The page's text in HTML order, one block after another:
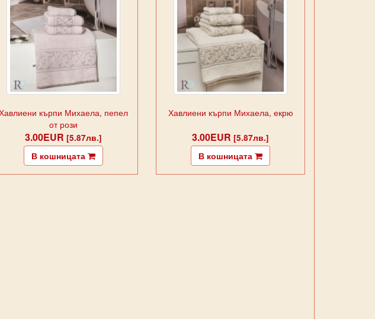
кърпи Михаела, пепел
от рози
3.00EUR[5.87лв.]
В кошницата
Хавлиени кърпи Михаела, екрю
3.00EUR[5.87лв.]
В кошницата